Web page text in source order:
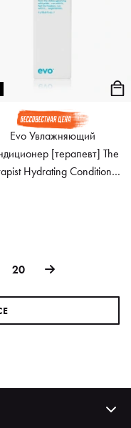
Evo Увлажняющий
[терапевт] The
Hydrating Conditioner,
20